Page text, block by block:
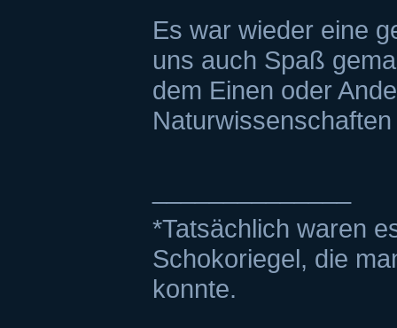
Es war wieder eine
uns auch Spaß
dem Einen oder
*Tatsächlich waren
Schokoriegel, die
konnte.